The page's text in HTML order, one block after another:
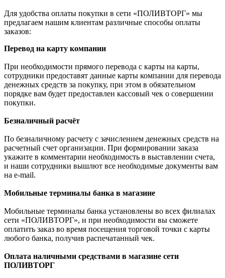
Для удобства оплаты покупки в сети «ПОЛИВТОРГ» мы
предлагаем нашим клиентам различные способы оплаты
заказов:
Перевод на карту компании
При необходимости прямого перевода с карты на карты,
сотрудники предоставят данные карты компании для перевода
денежных средств за покупку, при этом в обязательном
порядке вам будет предоставлен кассовый чек о совершении
покупки.
Безналичный расчёт
По безналичному расчету с зачислением денежных средств на
расчетный счет организации. При формировании заказа
укажите в комментарии необходимость в выставлении счета,
и наши сотрудники вышлют все необходимые документы вам
на e-mail.
Мобильные терминалы банка в магазине
Мобильные терминалы банка установлены во всех филиалах
сети «ПОЛИВТОРГ», и при необходимости вы сможете
оплатить заказ во время посещения торговой точки с карты
любого банка, получив распечатанный чек.
Оплата наличными средствами в магазине сети
ПОЛИВТОРГ